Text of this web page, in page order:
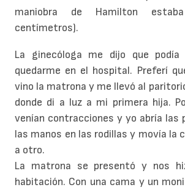
maniobra de Hamilton
centímetros).
La ginecóloga me dijo que
quedarme en el hospital. Preferí
vino la matrona y me llevó al
donde di a luz a mi primera hija.
venían contracciones y yo abría las
las manos en las rodillas y movía la
a otro.
La matrona se presentó y nos
habitación. Con una cama y un